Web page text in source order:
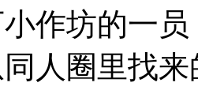
作坊的一
人圈里找